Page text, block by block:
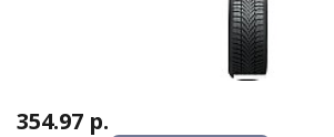
354.97 р.